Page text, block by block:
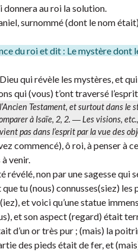
au roi la solution.
surnommé (dont le nom
du roi et dit : Le mystère dont
qui révèle les mystères, et
qui (vous) t’ont traversé
Testament, et surtout dans
à Isaïe, 2, 2. ―Les visions,
pas dans l’esprit par la vue des
commencé), ô roi, à penser
venir.
révélé, non par une sagesse
tu (nous) connusses(siez) les
et voici qu’une statue
et son aspect (regard) était
d’un or très pur ; (mais) la
des pieds était de fer, et (mais)